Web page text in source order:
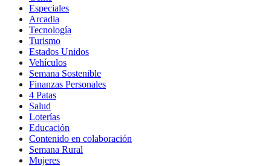
Especiales
Arcadia
Tecnología
Turismo
Estados Unidos
Vehículos
Semana Sostenible
Finanzas Personales
4 Patas
Salud
Loterías
Educación
Contenido en colaboración
Semana Rural
Mujeres